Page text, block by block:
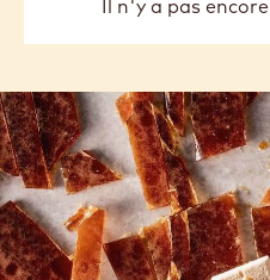
Il n'y a pas